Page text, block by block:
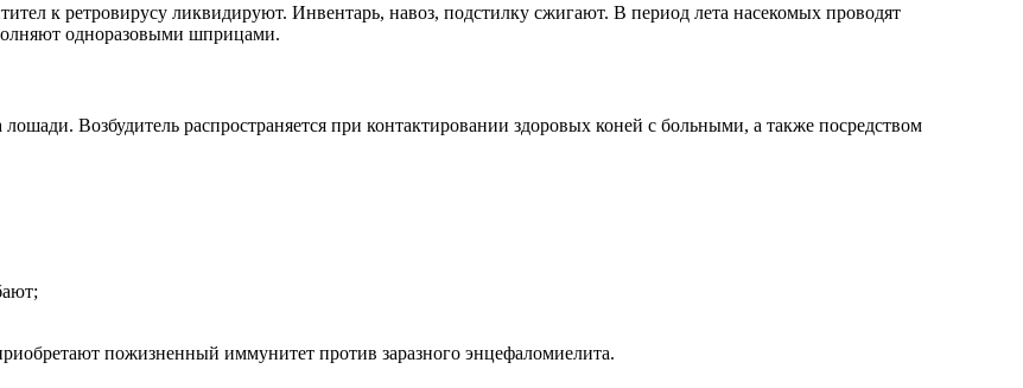
к ретровирусу ликвидируют. Инвентарь, навоз, подстилку сжигают. В период лета насекомых проводят
одноразовыми шприцами.
Возбудитель распространяется при контактировании здоровых коней с больными, а также посредством
пожизненный иммунитет против заразного энцефаломиелита.